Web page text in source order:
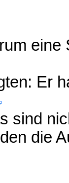
Er
sind
die